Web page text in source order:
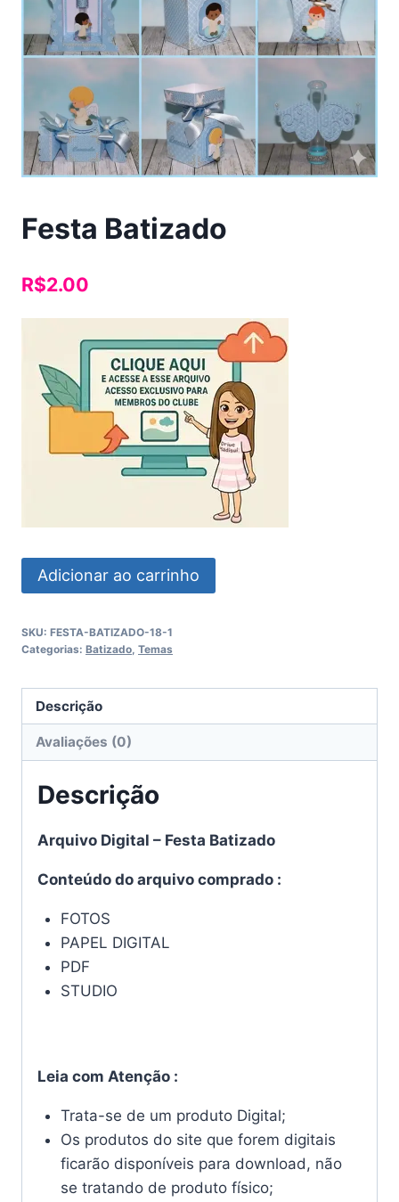
Festa Batizado
R$2.00
Festa
Batizado
Adicionar ao carrinho
SKU: FESTA-BATIZADO-18-1
Categorias: Batizado, Temas
Descrição
Avaliações (0)
Descrição
Arquivo Digital – Festa Batizado
Conteúdo do arquivo comprado :
FOTOS
PAPEL DIGITAL
PDF
STUDIO
Leia com Atenção :
Trata-se de um produto Digital;
Os produtos do site que forem digitais
ficarão disponíveis para download, não
se tratando de produto físico;